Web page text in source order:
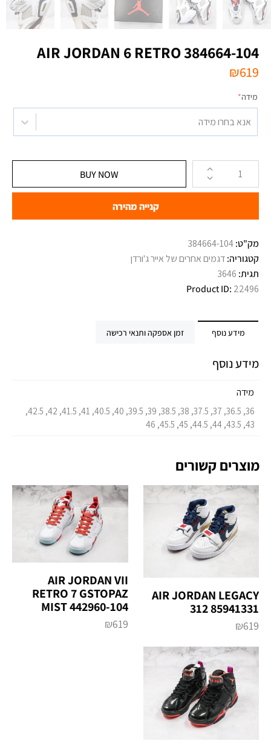
AIR JORDAN 6 RETRO 384664-104
₪619
מידה*
אנא בחרו מידה
BUY NOW
קנייה מהירה
מק"ט:384664-104
קטגוריה:דגמים אחרים של אייר ג'ורדן
תגית: 3646
Product ID: 22496
מידע נוסף זמן אספקה ותנאי רכישה
מידע נוסף
מידה
36, 36.5, 37, 37.5, 38, 38.5, 39, 39.5, 40, 40.5, 41, 41.5, 42, 42.5,
43, 43.5, 44, 44.5, 45, 45.5, 46
מוצרים קשורים
AIR JORDAN LEGACY
312 85941331
₪619
AIR JORDAN VII
RETRO 7 GSTOPAZ
MIST 442960-104
₪619